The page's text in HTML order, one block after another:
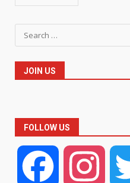
Search
for:
JOIN US
FOLLOW US
Facebook